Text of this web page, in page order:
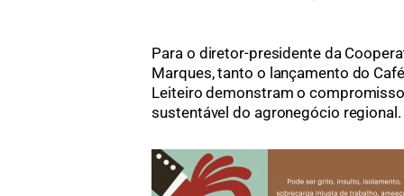
Para o diretor-presidente da
Marques, tanto o lançamento do
Leiteiro demonstram o
sustentável do agronegócio regional.